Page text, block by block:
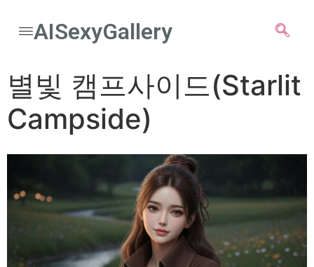
AISexyGallery
별빛 캠프사이드(Starlit
Campside)